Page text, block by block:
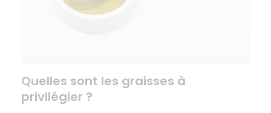
Quelles sont les graisses à
privilégier ?